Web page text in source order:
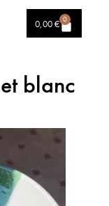
0,00€ 0
blanc